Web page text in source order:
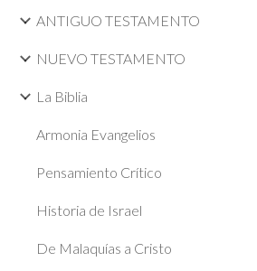
ANTIGUO TESTAMENTO
NUEVO TESTAMENTO
La Biblia
Armonia Evangelios
Pensamiento Crítico
Historia de Israel
De Malaquías a Cristo